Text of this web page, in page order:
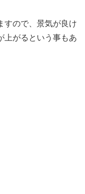
すので、景気が良け
上がるという事もあ